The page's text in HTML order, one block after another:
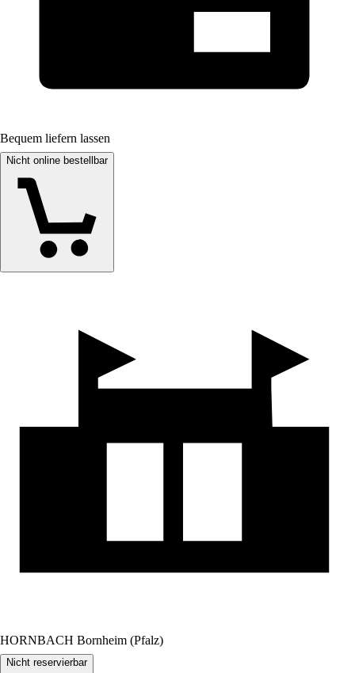
Bequem liefern lassen
Nicht online bestellbar
HORNBACH Bornheim (Pfalz)
Nicht reservierbar